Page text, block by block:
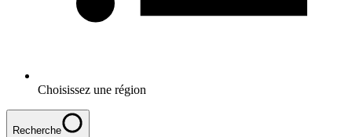
Choisissez une région
Recherche